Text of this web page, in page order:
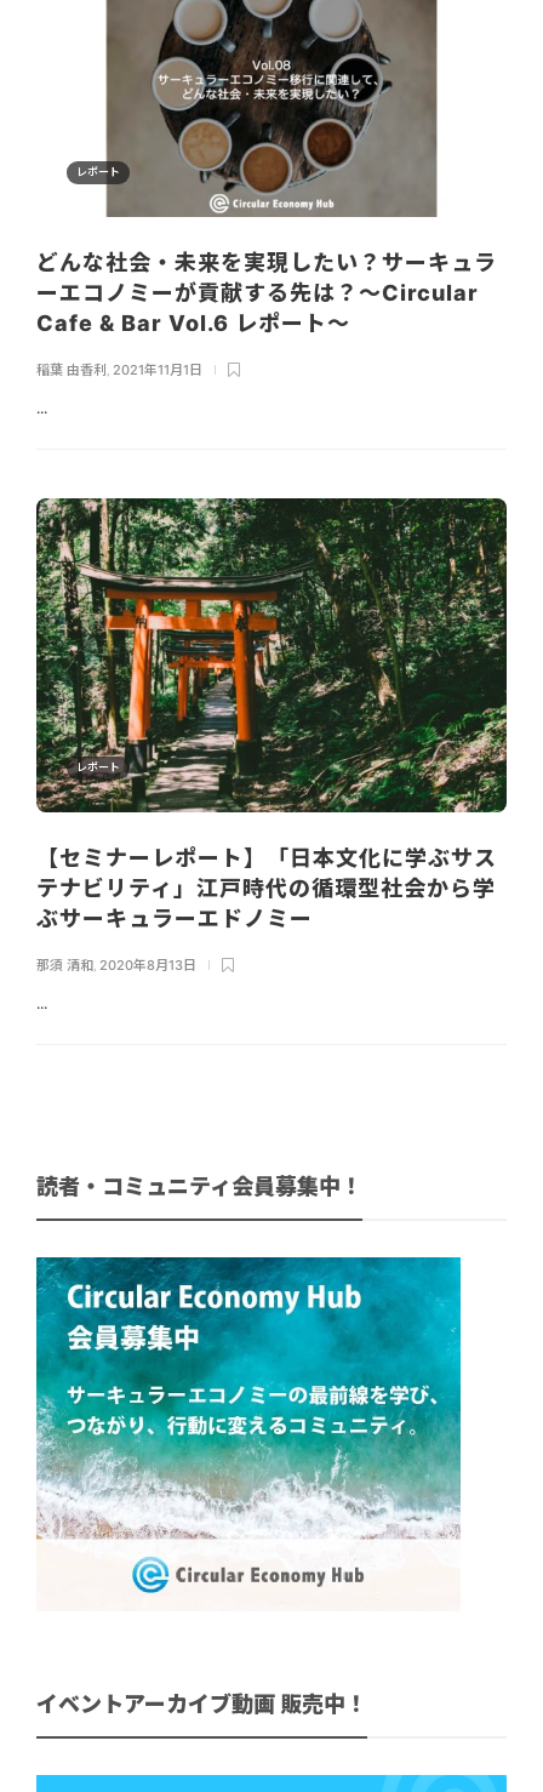
レポート
どんな社会・未来を実現したい？サーキュラ
ーエコノミーが貢献する先は？〜Circular
Cafe & Bar Vol.6 レポート〜
稲葉 由香利 , 2021年11月1日
...
レポート
【セミナーレポート】「日本文化に学ぶサス
テナビリティ」江戸時代の循環型社会から学
ぶサーキュラーエドノミー
那須 清和 2020年8月13日
...
読者・コミュニティ会員募集中！
イベントアーカイブ動画 販売中！